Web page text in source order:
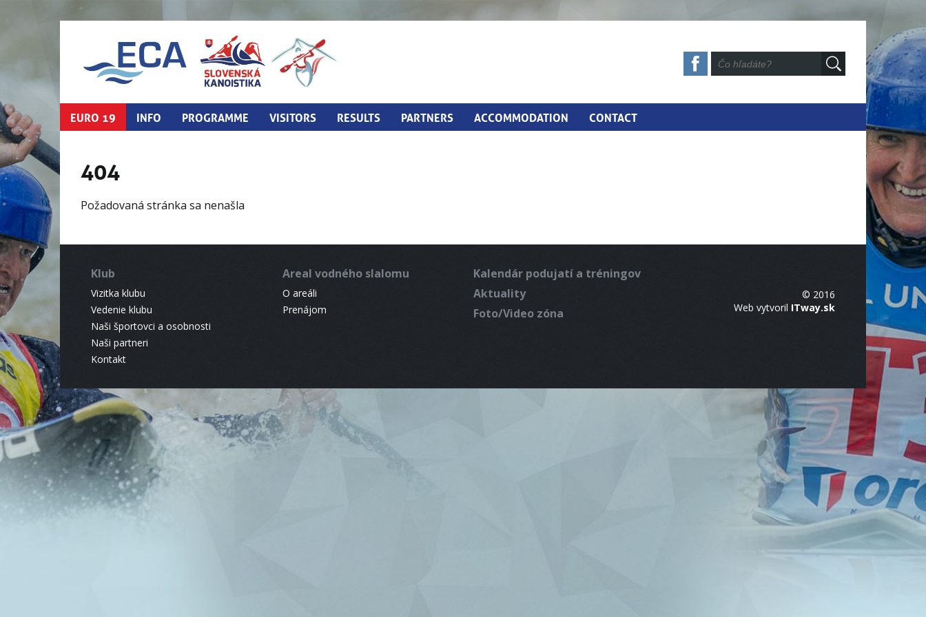
EURO 19 INFO PROGRAMME VISITORS RESULTS PARTNERS ACCOMMODATION CONTACT
404
Požadovaná stránka sa nenašla
Klub
Vizitka klubu
Vedenie klubu
Naši športovci a osobnosti
Naši partneri
Kontakt
Areal vodného slalomu
O areáli
Prenájom
Kalendár podujatí a tréningov
Aktuality
Foto/Video zóna
© 2016
Web vytvoril ITway.sk